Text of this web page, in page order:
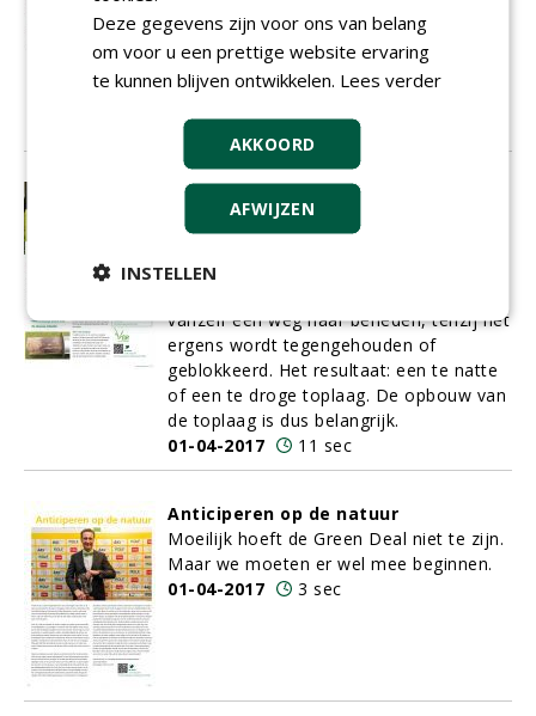
Golfbaan Heelsum in het gelijknamige
Gelderse plaatsje werden diverse
proefbunkers aangelegd. Het doel: een
01-04-2017
9 sec
Drainage en structuur: belangrijker
dan beregening?
structuur in de bodem op orde is? Die
vanzelf een weg naar beneden, tenzij het
ergens wordt tegengehouden of
geblokkeerd. Het resultaat: een te natte
of een te droge toplaag. De opbouw van
de toplaag is dus belangrijk.
01-04-2017
11 sec
Anticiperen op de natuur
Moeilijk hoeft de Green Deal niet te zijn.
Maar we moeten er wel mee beginnen.
01-04-2017
3 sec
Deze gegevens zijn voor ons van belang
om voor u een prettige website ervaring
te kunnen blijven ontwikkelen. Lees verder
AKKOORD
AFWIJZEN
INSTELLEN